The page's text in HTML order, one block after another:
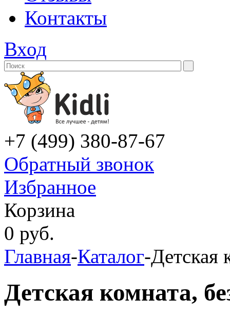
Контакты
Вход
+7 (499) 380-87-67
Обратный звонок
Избранное
Корзина
0 руб.
Главная-Каталог-Детская
Детская комната,